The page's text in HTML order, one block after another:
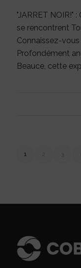
"JARRET NOIR!"
se rencontrent
Connaissez-
Profondément
Beauce, cette
1 2 3